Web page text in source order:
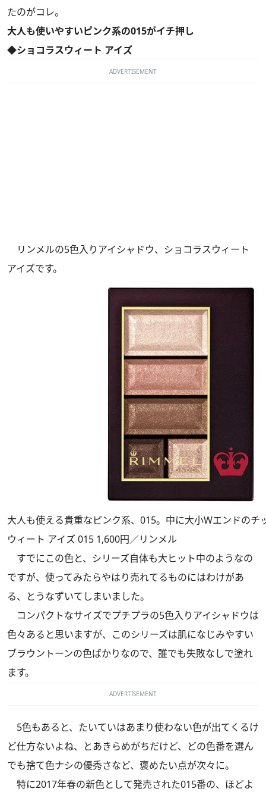
たのがコレ。
大人も使いやすいピンク系の015がイチ押し
◆ショコラスウィート アイズ
ADVERTISEMENT
リンメルの5色入りアイシャドウ、ショコラスウィート
アイズです。
大人も使える貴重なピンク系、015。中に大小Wエンドのチ
ウィート アイズ 015 1,600円／リンメル
すでにこの色と、シリーズ自体も大ヒット中のようなの
ですが、使ってみたらやはり売れてるものにはわけがあ
る、とうなずいてしまいました。
コンパクトなサイズでプチプラの5色入りアイシャドウは
色々あると思いますが、このシリーズは肌になじみやすい
ブラウントーンの色ばかりなので、誰でも失敗なしで塗れ
ます。
ADVERTISEMENT
5色もあると、たいていはあまり使わない色が出てくるけ
ど仕方ないよね、とあきらめがちだけど、どの色番を選ん
でも捨て色ナシの優秀さなど、褒めたい点が次々に。
特に2017年春の新色として発売された015番の、ほどよ